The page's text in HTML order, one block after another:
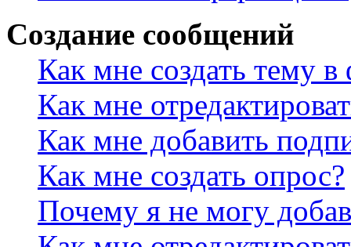
Создание сообщений
Как мне создать тему
Как мне
Как мне добавить
Как мне создать опрос?
Почему я не могу